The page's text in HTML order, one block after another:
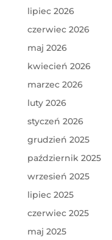
lipiec 2026
czerwiec 2026
maj 2026
kwiecień 2026
marzec 2026
luty 2026
styczeń 2026
grudzień 2025
październik 2025
wrzesień 2025
lipiec 2025
czerwiec 2025
maj 2025